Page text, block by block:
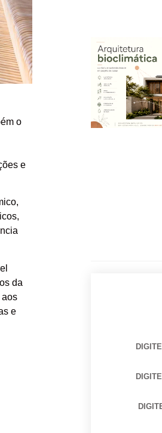
o
e
da
e